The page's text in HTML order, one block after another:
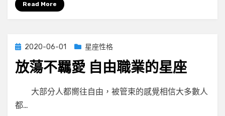
Read More
Posted
on
2020-06-01 星座性格
放蕩不羈愛 自由職業的星座
小編
大部分人都嚮往自由，被管束的感覺相信大多數人
都…